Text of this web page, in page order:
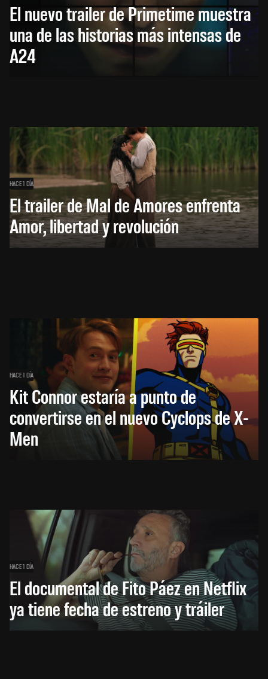
El nuevo trailer de Primetime muestra
una de las historias más intensas de
A24
HACE 1 DÍA
El trailer de Mal de Amores enfrenta
Amor, libertad y revolución
HACE 1 DÍA
Kit Connor estaría a punto de
convertirse en el nuevo Cyclops de X-
Men
HACE 1 DÍA
El documental de Fito Páez en Netflix
ya tiene fecha de estreno y tráiler